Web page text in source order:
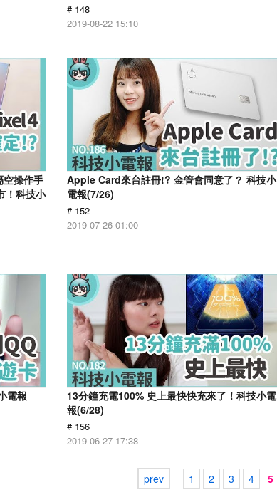
# 148
2019-08-22 15:10
操作手
！科技小
Apple Card來台註冊!? 金管會同意了？ 科技小
電報(7/26)
# 152
2019-07-26 01:00
電報
13分鐘充電100% 史上最快快充來了！科技小電
報(6/28)
# 156
2019-06-27 17:38
prev 1 2 3 4 5